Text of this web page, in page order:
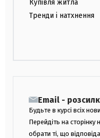
Купівля житла
Тренди і натхнення
Email -
Будьте в курсі всіх
Перейдіть на
обрати ті, що